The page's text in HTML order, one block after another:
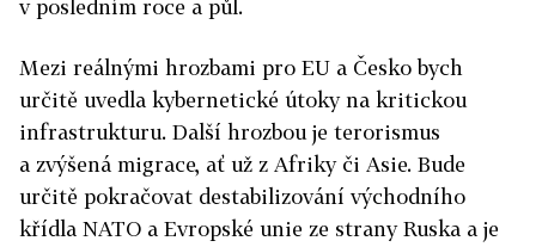
v posledním roce a půl.
Mezi reálnými hrozbami pro EU a Česko bych
určitě uvedla kybernetické útoky na kritickou
infrastrukturu. Další hrozbou je terorismus
a zvýšená migrace, ať už z Afriky či Asie. Bude
určitě pokračovat destabilizování východního
křídla NATO a Evropské unie ze strany Ruska a je